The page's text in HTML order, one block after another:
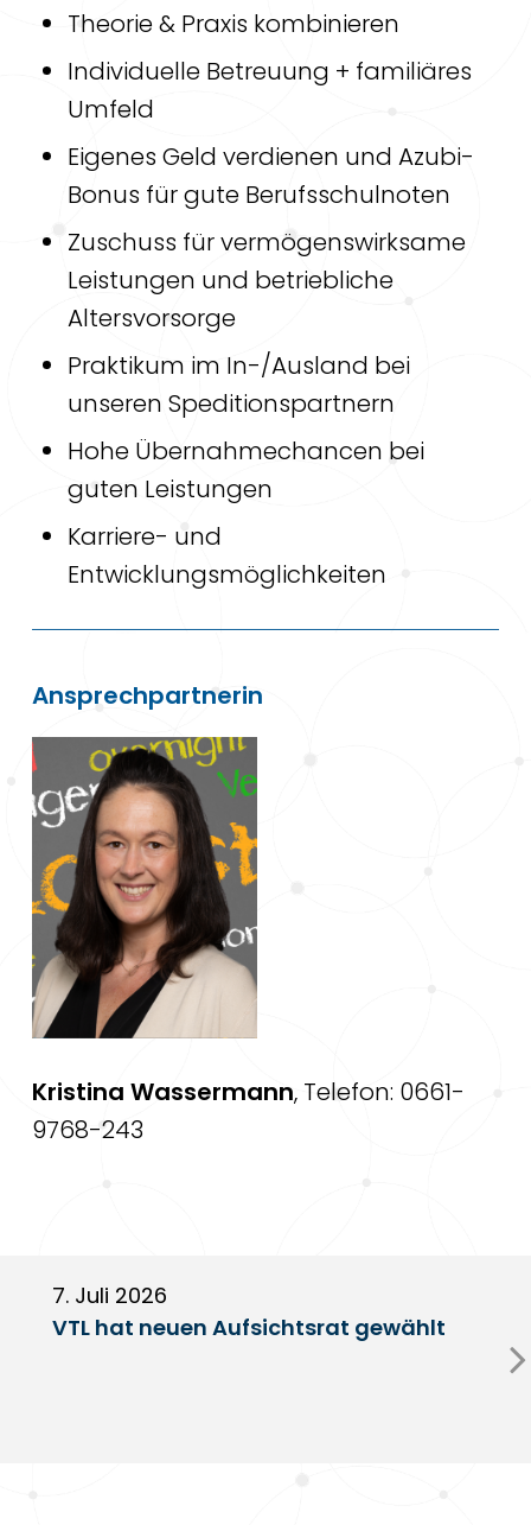
Theorie & Praxis kombinieren
Individuelle Betreuung + familiäres
Umfeld
Eigenes Geld verdienen und Azubi-
Bonus für gute Berufsschulnoten
Zuschuss für vermögenswirksame
Leistungen und betriebliche
Altersvorsorge
Praktikum im In-/Ausland bei
unseren Speditionspartnern
Hohe Übernahmechancen bei
guten Leistungen
Karriere- und
Entwicklungsmöglichkeiten
Ansprechpartnerin
Kristina Wassermann, Telefon: 0661-
9768-243
7. Juli 2026
VTL hat neuen Aufsichtsrat gewählt